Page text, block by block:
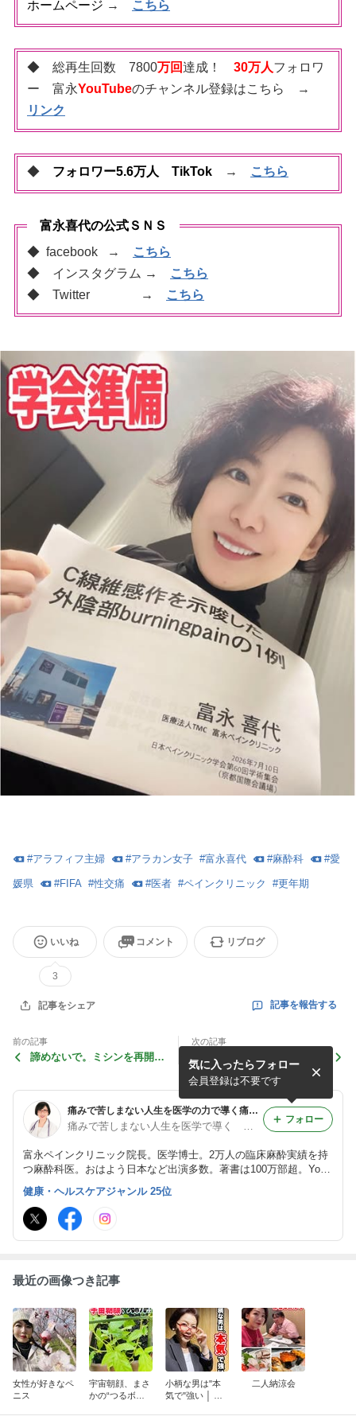
ホームページ → こちら
◆ 総再生回数 7800万回達成！ 30万人フォロワ
ー 富永YouTubeのチャンネル登録はこちら →
リンク
◆ フォロワー5.6万人 TikTok → こちら
富永喜代の公式ＳＮＳ
◆ facebook →
こちら
◆ インスタグラム →
こちら
◆ Twitter
→ こちら
#アラフィフ主婦 #アラカン女子 #富永喜代 #麻酔科 #愛
媛県 #FIFA #性交痛 #医者 #ペインクリニック #更年期
いいね
3
コメント リブログ
記事をシェア 記事を報告する
前の記事
諦めないで。ミシンを再開で
次の記事
初夏の贅沢！糠漬けと冷酒で
大人の晩酌
痛みで苦しまない人生を医学の力で導く痛み改善ドクター富永喜代のブログ
痛みで苦しまない人生を医学で導く 痛み改善ドクター富永喜代
富永ペインクリニック院長。医学博士。2万人の臨床麻酔実績を持
つ麻酔科医。おはよう日本など出演多数。著書は100万部超。YouT
ube『女医 富永喜代の人には言えない痛み相談室』チャンネル登
録者数30万人、総再生回数7400万回。SNSフォロワー45万人。
気に入ったらフォロー
会員登録は不要です
フォロー
健康・ヘルスケアジャンル 25位
最近の画像つき記事
女性が好きなペ
ニス
宇宙朝顔、まさ
かの“つるボ
小柄な男は"本
気で"強い │ 意
二人納涼会